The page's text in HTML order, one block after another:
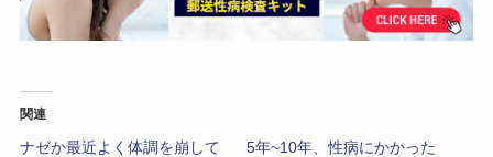
関連
ナゼか最近よく体調を崩して
5年~10年、性病にかかった